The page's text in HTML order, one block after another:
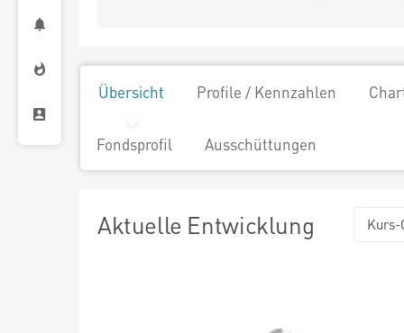
Übersicht Profile / Kennzahlen
Fondsprofil Ausschüttungen
Aktuelle Entwicklung Kurs-